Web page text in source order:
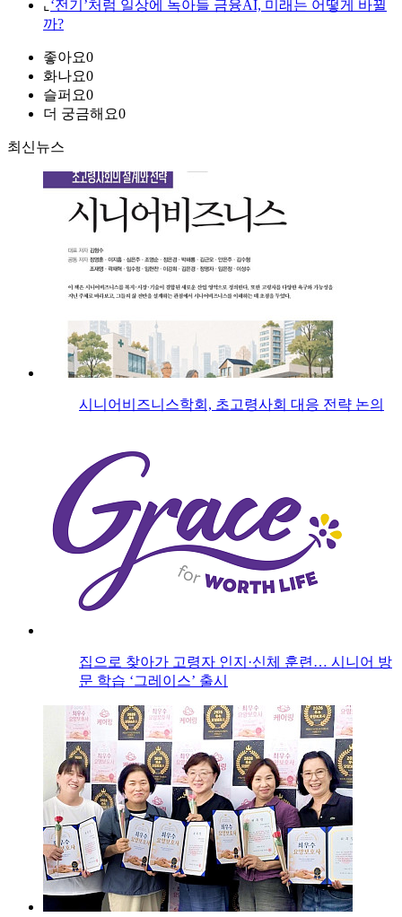
⌞ ‘전기’처럼 일상에 녹아들 금융AI, 미래는 어떻게 바뀔
까?
좋아요0
화나요0
슬퍼요0
더 궁금해요0
최신뉴스
시니어비즈니스학회, 초고령사회 대응 전략 논의
집으로 찾아가 고령자 인지·신체 훈련… 시니어 방
문 학습 ‘그레이스’ 출시